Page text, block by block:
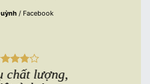
/ Facebook
chất lượng,